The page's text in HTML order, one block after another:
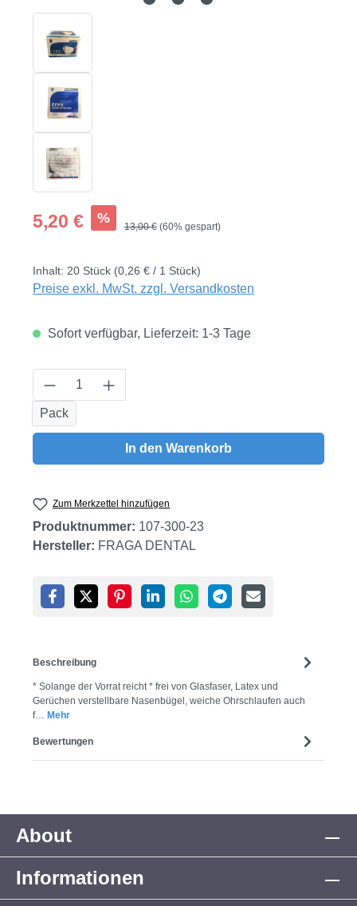
Verkaufspreis:
5,20 € % Regulärer Preis:
13,00 € (60% gespart)
Inhalt: 20 Stück (0,26 € / 1 Stück)
Preise exkl. MwSt. zzgl. Versandkosten
Sofort verfügbar, Lieferzeit: 1-3 Tage
Produkt Anzahl: Gib den gewünschten
Pack
In den Warenkorb
Zum Merkzettel hinzufügen
Produktnummer: 107-300-23
Hersteller: FRAGA DENTAL
Beschreibung
* Solange der Vorrat reicht * frei von Glasfaser, Latex und
Gerüchen verstellbare Nasenbügel, weiche Ohrschlaufen auch
f… Mehr
Bewertungen
About
Informationen